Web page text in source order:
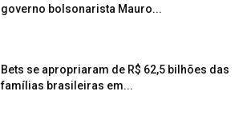
governo bolsonarista Mauro...
Bets se apropriaram de R$ 62,5 bilhões das
famílias brasileiras em...